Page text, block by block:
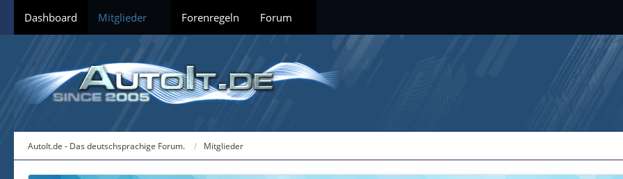
Dashboard Mitglieder Forenregeln Forum
AutoIt.de - Das deutschsprachige Forum. Mitglieder